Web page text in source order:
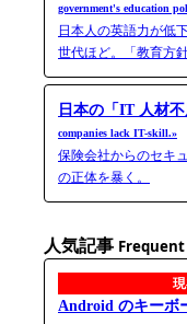
government's education
日本人の英語力が低
世代ほど。「教育方
日本の「IT 人材
companies lack IT-skill.»
保険会社からのセキ
の正体を暴く。
人気記事
Android のキーボ